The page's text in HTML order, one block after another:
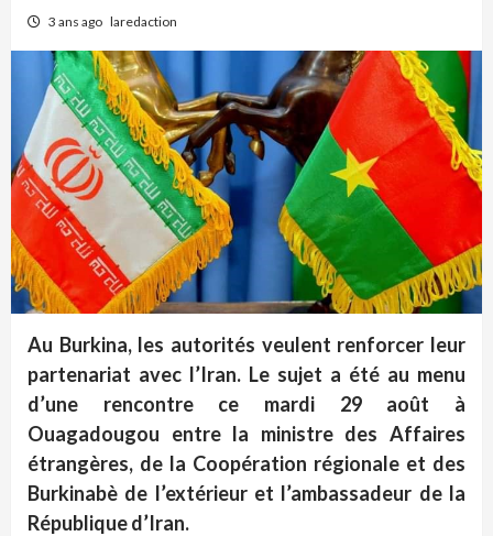
3 ans ago laredaction
Au Burkina, les autorités veulent renforcer leur
partenariat avec l’Iran. Le sujet a été au menu
d’une rencontre ce mardi 29 août à
Ouagadougou entre la ministre des Affaires
étrangères, de la Coopération régionale et des
Burkinabè de l’extérieur et l’ambassadeur de la
République d’Iran.